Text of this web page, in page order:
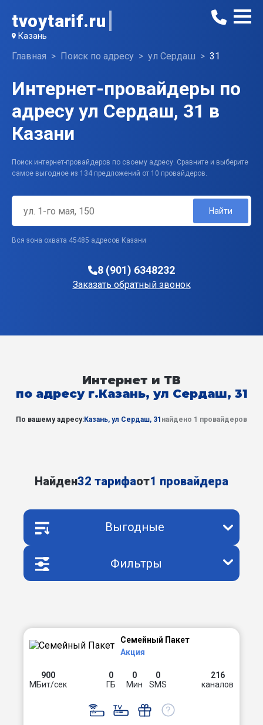
tvoytarif.ru
Казань
Главная Поиск по адресу ул Сердаш 31
Интернет-провайдеры по
адресу ул Сердаш, 31 в
Казани
Поиск интернет-провайдеров по своему адресу. Сравните и выберите
самое выгодное из 134 предложений от 10 провайдеров.
Найти
Вся зона охвата 45485 адресов Казани
8 (901) 6348232
Заказать обратный звонок
Интернет и ТВ
по адресу г.Казань, ул Сердаш, 31
По вашему адресу:Казань, ул Сердаш, 31 найдено 1 провайдеров
Найден32 тарифаот1 провайдера
Выгодные
Фильтры
Семейный Пакет
Акция
900
МБит/сек
0
ГБ
0
Мин
0
SMS
216
каналов